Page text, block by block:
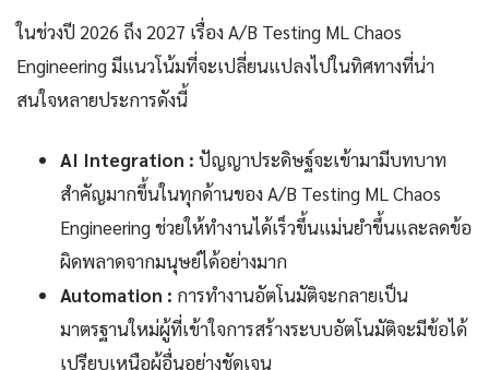
ในช่วงปี 2026 ถึง 2027 เรื่อง A/B Testing ML Chaos
Engineering มีแนวโน้มที่จะเปลี่ยนแปลงไปในทิศทางที่น่า
สนใจหลายประการดังนี้
AI Integration : ปัญญาประดิษฐ์จะเข้ามามีบทบาท
สำคัญมากขึ้นในทุกด้านของ A/B Testing ML Chaos
Engineering ช่วยให้ทำงานได้เร็วขึ้นแม่นยำขึ้นและลดข้อ
ผิดพลาดจากมนุษย์ได้อย่างมาก
Automation : การทำงานอัตโนมัติจะกลายเป็น
มาตรฐานใหม่ผู้ที่เข้าใจการสร้างระบบอัตโนมัติจะมีข้อได้
เปรียบเหนือผู้อื่นอย่างชัดเจน